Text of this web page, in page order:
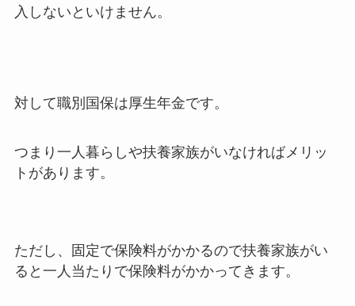
入しないといけません。
対して職別国保は厚生年金です。
つまり一人暮らしや扶養家族がいなければメリッ
トがあります。
ただし、固定で保険料がかかるので扶養家族がい
ると一人当たりで保険料がかかってきます。